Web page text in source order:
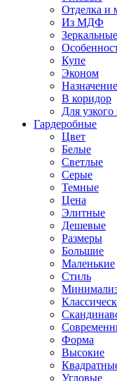
Отделка и
Из МДФ
Зеркальные
Купе
Эконом
Назначение
В коридор
Для узкого
Гардеробные
Цвет
Белые
Светлые
Серые
Темные
Цена
Элитные
Дешевые
Размеры
Большие
Маленькие
Стиль
Форма
Высокие
Угловые